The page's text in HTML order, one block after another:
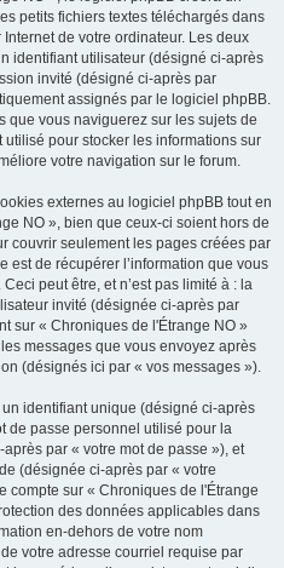
petits fichiers textes téléchargés dans
de votre ordinateur. Les deux
identifiant utilisateur (désigné ci-après
invité (désigné ci-après par
assignés par le logiciel phpBB.
que vous naviguerez sur les sujets de
pour stocker les informations sur
votre navigation sur le forum.
externes au logiciel phpBB tout en
NO », bien que ceux-ci soient hors de
couvrir seulement les pages créées par
est de récupérer l’information que vous
peut être, et n’est pas limité à : la
invité (désignée ci-après par
sur « Chroniques de l'Étrange NO »
messages que vous envoyez après
(désignés ici par « vos messages »).
identifiant unique (désigné ci-après
de passe personnel utilisé pour la
par « votre mot de passe »), et
(désignée ci-après par « votre
compte sur « Chroniques de l'Étrange
des données applicables dans
en-dehors de votre nom
votre adresse courriel requise par